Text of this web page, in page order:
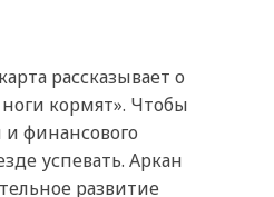
рассказывает о
кормят». Чтобы
и финансового
успевать. Аркан
развитие